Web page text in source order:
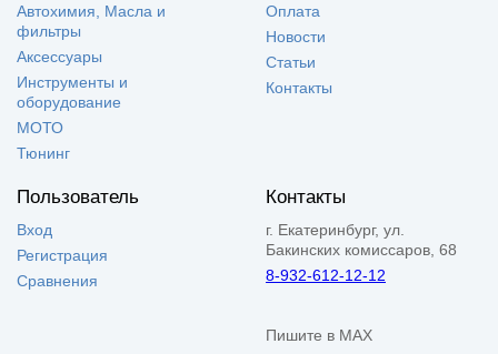
Автохимия, Масла и
фильтры
Аксессуары
Инструменты и
оборудование
МОТО
Тюнинг
Оплата
Новости
Статьи
Контакты
Пользователь
Вход
Регистрация
Сравнения
Контакты
г. Екатеринбург, ул.
Бакинских комиссаров, 68
8-932-612-12-12
Пишите в MAX